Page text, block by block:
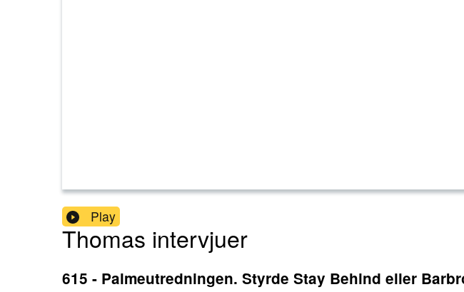
Play
Thomas intervjuer
615 - Palmeutredningen. Styrde Stay Behind eller